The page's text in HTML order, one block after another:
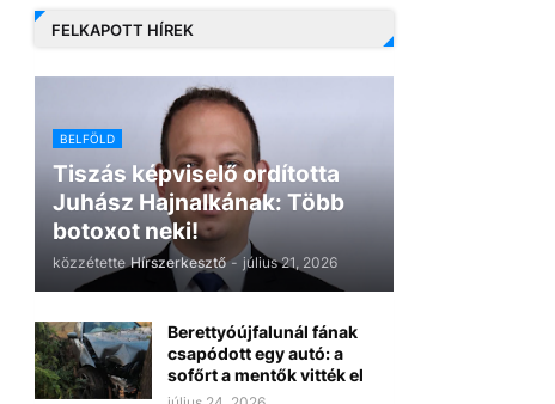
FELKAPOTT HÍREK
BELFÖLD
Tiszás képviselő ordította
Juhász Hajnalkának: Több
botoxot neki!
közzétette Hírszerkesztő - július 21, 2026
Berettyóújfalunál fának
csapódott egy autó: a
sofőrt a mentők vitték el